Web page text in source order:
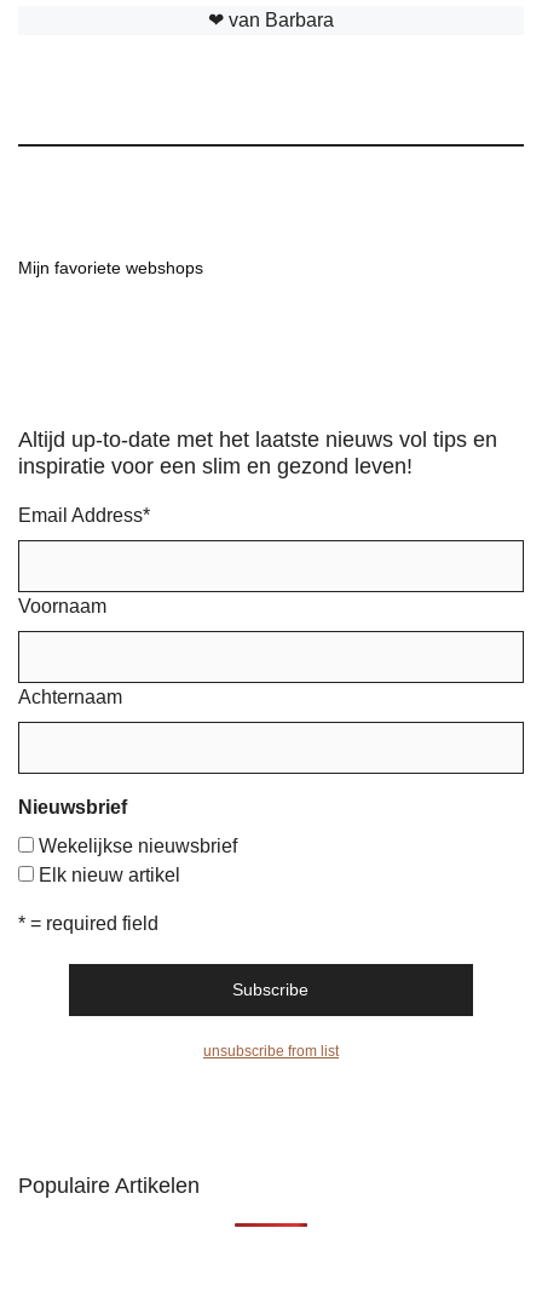
❤︎ van Barbara
Mijn favoriete webshops
Altijd up-to-date met het laatste nieuws vol tips en
inspiratie voor een slim en gezond leven!
Email Address*
Voornaam
Achternaam
Nieuwsbrief
Wekelijkse nieuwsbrief
Elk nieuw artikel
* = required field
unsubscribe from list
Populaire Artikelen